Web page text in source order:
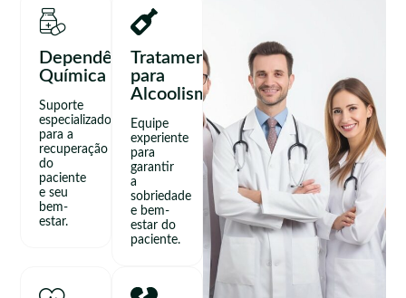
Dependência
Química
Suporte
especializado
para a
recuperação
do
paciente
e seu
bem-
estar.
Tratamento
para
Alcoolismo
Equipe
experiente
para
garantir
a
sobriedade
e bem-
estar do
paciente.